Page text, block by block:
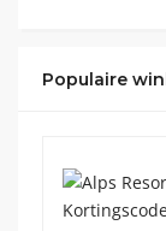
Populaire